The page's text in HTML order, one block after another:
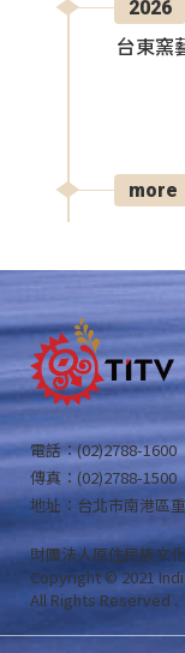
2026
台東窯
more
電話：(02)2788-1600
傳真：(02)2788-1500
地址：台北市南港區
財團法人原住民族文
Copyright © 2021
All Rights Reserved .